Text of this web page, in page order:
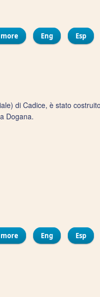
more about La salle Rivadia
Eng Esp
di Cadice, è stato
Dogana.
more about Palais de la
Eng Esp